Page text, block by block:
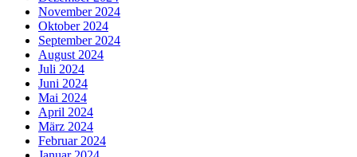
November 2024
Oktober 2024
September 2024
August 2024
Juli 2024
Juni 2024
Mai 2024
April 2024
März 2024
Februar 2024